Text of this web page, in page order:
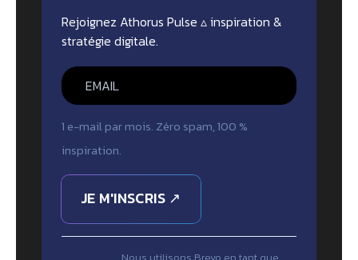
Rejoignez Athorus Pulse ▵ inspiration &
stratégie digitale.
1 e-mail par mois. Zéro spam, 100 %
inspiration.
JE M'INSCRIS ↗
Nous utilisons Brevo en tant que